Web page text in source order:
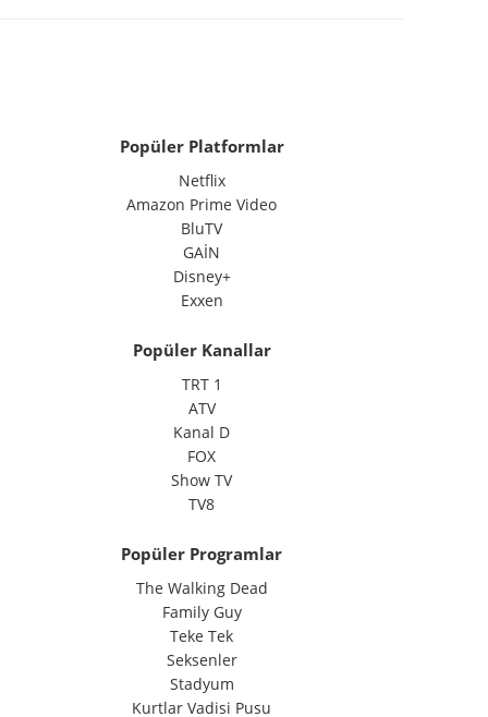
Popüler Platformlar
Netflix
Amazon Prime Video
BluTV
GAİN
Disney+
Exxen
Popüler Kanallar
TRT 1
ATV
Kanal D
FOX
Show TV
TV8
Popüler Programlar
The Walking Dead
Family Guy
Teke Tek
Seksenler
Stadyum
Kurtlar Vadisi Pusu